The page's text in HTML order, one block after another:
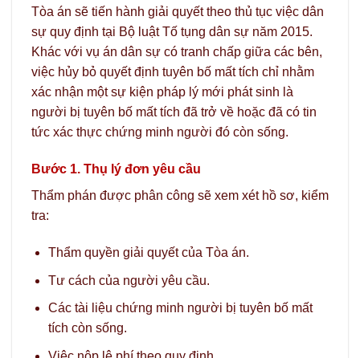
Tòa án sẽ tiến hành giải quyết theo thủ tục việc dân
sự quy định tại Bộ luật Tố tụng dân sự năm 2015.
Khác với vụ án dân sự có tranh chấp giữa các bên,
việc hủy bỏ quyết định tuyên bố mất tích chỉ nhằm
xác nhận một sự kiện pháp lý mới phát sinh là
người bị tuyên bố mất tích đã trở về hoặc đã có tin
tức xác thực chứng minh người đó còn sống.
Bước 1. Thụ lý đơn yêu cầu
Thẩm phán được phân công sẽ xem xét hồ sơ, kiểm
tra:
Thẩm quyền giải quyết của Tòa án.
Tư cách của người yêu cầu.
Các tài liệu chứng minh người bị tuyên bố mất
tích còn sống.